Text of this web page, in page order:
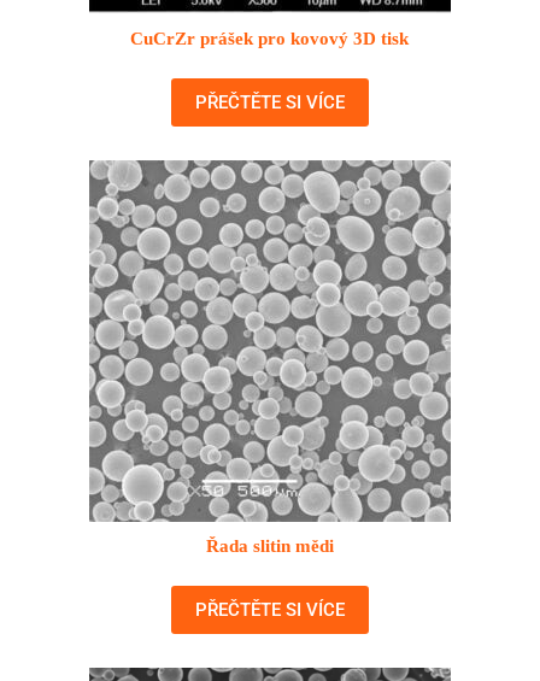
CuCrZr prášek pro kovový 3D tisk
PŘEČTĚTE SI VÍCE
Řada slitin mědi
PŘEČTĚTE SI VÍCE